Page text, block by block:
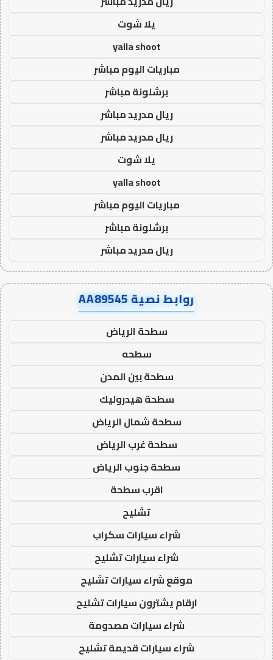
يلا شوت
yalla shoot
مباريات اليوم مباشر
برشلونة مباشر
ريال مدريد مباشر
ريال مدريد مباشر
يلا شوت
yalla shoot
مباريات اليوم مباشر
برشلونة مباشر
ريال مدريد مباشر
روابط نصية AA89545
سطحة الرياض
سطحه
سطحة بين المدن
سطحة هيدروليك
سطحة شمال الرياض
سطحة غرب الرياض
سطحة جنوب الرياض
اقرب سطحة
تشليح
شراء سيارات سكراب
شراء سيارات تشليح
موقع شراء سيارات تشليح
ارقام يشترون سيارات تشليح
شراء سيارات مصدومة
شراء سيارات قديمة تشليح